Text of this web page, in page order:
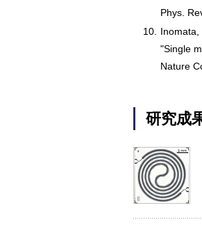
Phys.
10.
Inomata,
"Single
Nature
研究成